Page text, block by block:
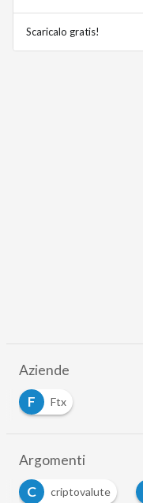
Scaricalo gratis!
Aziende
F
Ftx
Argomenti
C
criptovalute